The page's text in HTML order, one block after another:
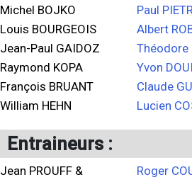
Michel BOJKO
Louis BOURGEOIS
Jean-Paul GAIDOZ
Raymond KOPA
François BRUANT
William HEHN
Paul
Albert
Théodore
Yvon
Claude
Lucien
Entraineurs :
Jean PROUFF &
Roger